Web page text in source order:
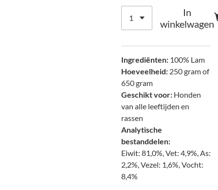
In
winkelwagen
Ingrediënten: 100% Lam
Hoeveelheid: 250 gram of
650 gram
Geschikt voor: Honden
van alle leeftijden en
rassen
Analytische
bestanddelen:
Eiwit: 81,0%, Vet: 4,9%, As:
2,2%, Vezel: 1,6%, Vocht:
8,4%